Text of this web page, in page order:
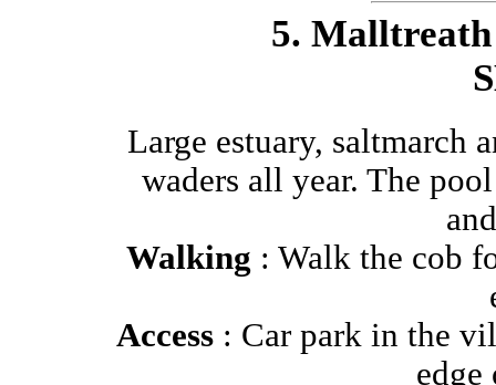
5. Malltreath
Large estuary, saltmarch
waders all year. The
Walking : Walk the cob
Access : Car park in the
edge